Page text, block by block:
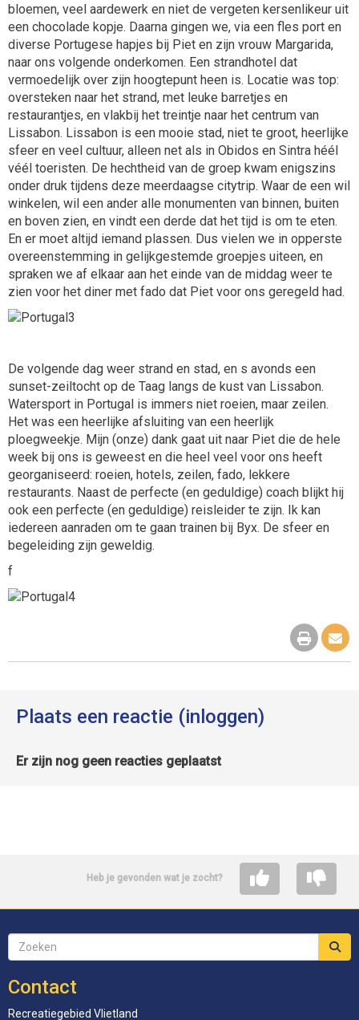
bloemen, veel aardewerk en niet de vergeten kersenlikeur uit
een chocolade kopje. Daarna gingen we, via een fles port en
diverse Portugese hapjes bij Piet en zijn vrouw Margarida,
naar ons volgende onderkomen. Een strandhotel dat
vermoedelijk over zijn hoogtepunt heen is. Locatie was top:
oversteken naar het strand, met leuke barretjes en
restaurantjes, en vlakbij het treintje naar het centrum van
Lissabon. Lissabon is een mooie stad, niet te groot, heerlijke
sfeer en veel cultuur, alleen net als in Obidos en Sintra héél
véél toeristen. De hechtheid van de groep kwam enigszins
onder druk tijdens deze meerdaagse citytrip. Waar de een wil
winkelen, wil een ander alle monumenten van binnen, buiten
en boven zien, en vindt een derde dat het tijd is om te eten.
En er moet altijd iemand plassen. Dus vielen we in opperste
overeenstemming in gelijkgestemde groepjes uiteen, en
spraken we af elkaar aan het einde van de middag weer te
zien voor het diner met fado dat Piet voor ons geregeld had.
De volgende dag weer strand en stad, en s avonds een
sunset-zeiltocht op de Taag langs de kust van Lissabon.
Watersport in Portugal is immers niet roeien, maar zeilen.
Het was een heerlijke afsluiting van een heerlijk
ploegweekje. Mijn (onze) dank gaat uit naar Piet die de hele
week bij ons is geweest en die heel veel voor ons heeft
georganiseerd: roeien, hotels, zeilen, fado, lekkere
restaurants. Naast de perfecte (en geduldige) coach blijkt hij
ook een perfecte (en geduldige) reisleider te zijn. Ik kan
iedereen aanraden om te gaan trainen bij Byx. De sfeer en
begeleiding zijn geweldig.
f
Plaats een reactie (inloggen)
Er zijn nog geen reacties geplaatst
Heb je gevonden wat je zocht?
Contact
Recreatiegebied Vlietland